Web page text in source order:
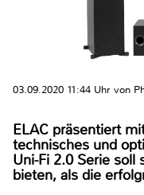
03.09.2020 11:44 Uhr von
ELAC präsentiert
technisches und
Uni-Fi 2.0 Serie soll
bieten, als die